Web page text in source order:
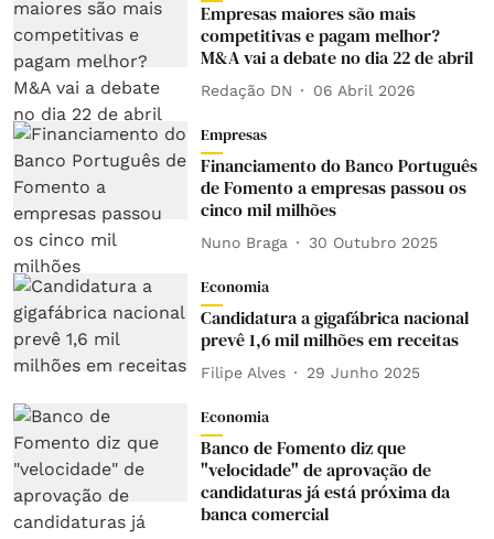
Empresas maiores são mais
competitivas e pagam melhor?
M&A vai a debate no dia 22 de abril
Redação DN 06 Abril 2026
Empresas
Financiamento do Banco Português
de Fomento a empresas passou os
cinco mil milhões
Nuno Braga 30 Outubro 2025
Economia
Candidatura a gigafábrica nacional
prevê 1,6 mil milhões em receitas
Filipe Alves 29 Junho 2025
Economia
Banco de Fomento diz que
"velocidade" de aprovação de
candidaturas já está próxima da
banca comercial